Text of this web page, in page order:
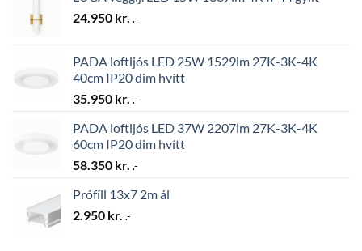
24.950 kr. .-
PADA loftljós LED 25W 1529lm 27K-3K-4K
40cm IP20 dim hvítt
35.950 kr. .-
PADA loftljós LED 37W 2207lm 27K-3K-4K
60cm IP20 dim hvítt
58.350 kr. .-
Prófíll 13x7 2m ál
2.950 kr. .-